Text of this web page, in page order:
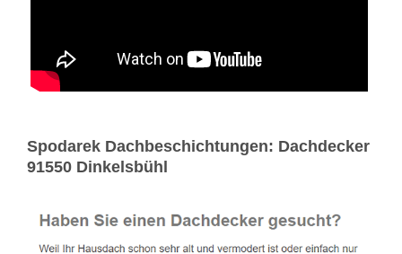
Spodarek Dachbeschichtungen: Dachdecker
91550 Dinkelsbühl